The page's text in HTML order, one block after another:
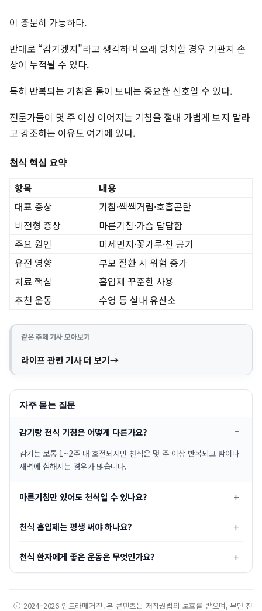
이 충분히 가능하다.
반대로 “감기겠지”라고 생각하며 오래 방치할 경우 기관지 손
상이 누적될 수 있다.
특히 반복되는 기침은 몸이 보내는 중요한 신호일 수 있다.
전문가들이 몇 주 이상 이어지는 기침을 절대 가볍게 보지 말라
고 강조하는 이유도 여기에 있다.
천식 핵심 요약
항목
내용
대표 증상
기침·쌕쌕거림·호흡곤란
비전형 증상
마른기침·가슴 답답함
주요 원인
미세먼지·꽃가루·찬 공기
유전 영향
부모 질환 시 위험 증가
치료 핵심
흡입제 꾸준한 사용
추천 운동
수영 등 실내 유산소
같은 주제 기사 모아보기
라이프 관련 기사 더 보기
자주 묻는 질문
감기랑 천식 기침은 어떻게 다른가요?
감기는 보통 1~2주 내 호전되지만 천식은 몇 주 이상 반복되고 밤이나
새벽에 심해지는 경우가 많습니다.
마른기침만 있어도 천식일 수 있나요?
천식 흡입제는 평생 써야 하나요?
천식 환자에게 좋은 운동은 무엇인가요?
ⓒ 2024–2026 인트라매거진. 본 콘텐츠는 저작권법의 보호를 받으며, 무단 전